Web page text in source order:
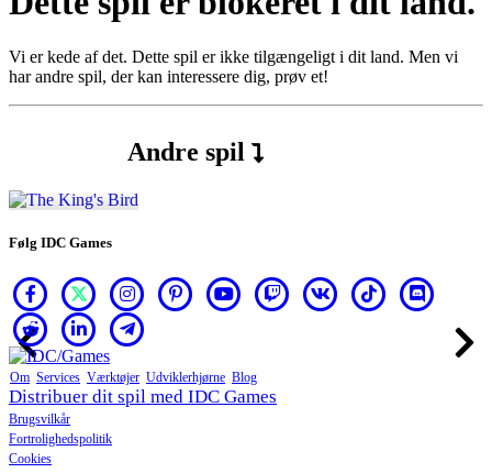
Spillet
Gameplay
Guides
Vi er kede af det. Dette spil er ikke tilgængeligt i dit land. Men vi
har andre spil, der kan interessere dig, prøv et!
Andre spil
Følg IDC Games
Om Services Værktøjer Udviklerhjørne Blog
Distribuer dit spil med IDC Games
Brugsvilkår
Fortrolighedspolitik
Cookies